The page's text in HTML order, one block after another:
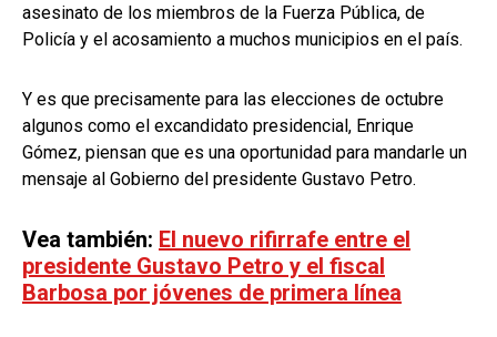
asesinato de los miembros de la Fuerza Pública, de
Policía y el acosamiento a muchos municipios en el país.
Y es que precisamente para las elecciones de octubre
algunos como el excandidato presidencial, Enrique
Gómez, piensan que es una oportunidad para mandarle un
mensaje al Gobierno del presidente Gustavo Petro.
Vea también: El nuevo rifirrafe entre el
presidente Gustavo Petro y el fiscal
Barbosa por jóvenes de primera línea